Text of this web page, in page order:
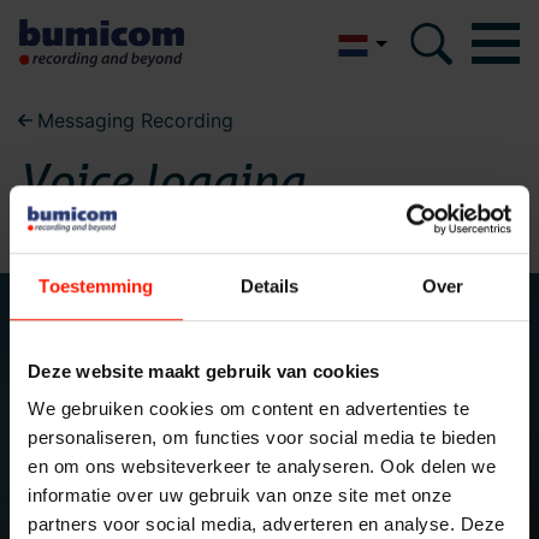
Toestemming Details Over
Deze website maakt gebruik van cookies
We gebruiken cookies om content en advertenties te
personaliseren, om functies voor social media te bieden
en om ons websiteverkeer te analyseren. Ook delen we
informatie over uw gebruik van onze site met onze
partners voor social media, adverteren en analyse. Deze
Bumicom
Over Bumicom
Bumicom referenties
Bumicom
certificeringen
Bumicom
Over Bumicom
Bumicom referenties
Bumicom certificeringen
Privacy en data security
Vacatures
Oplossingen
Recording
Voice logging
Messaging Recording
Voice logging
Schrijf je in voor onze
nieuwsbrief
Uw naam*